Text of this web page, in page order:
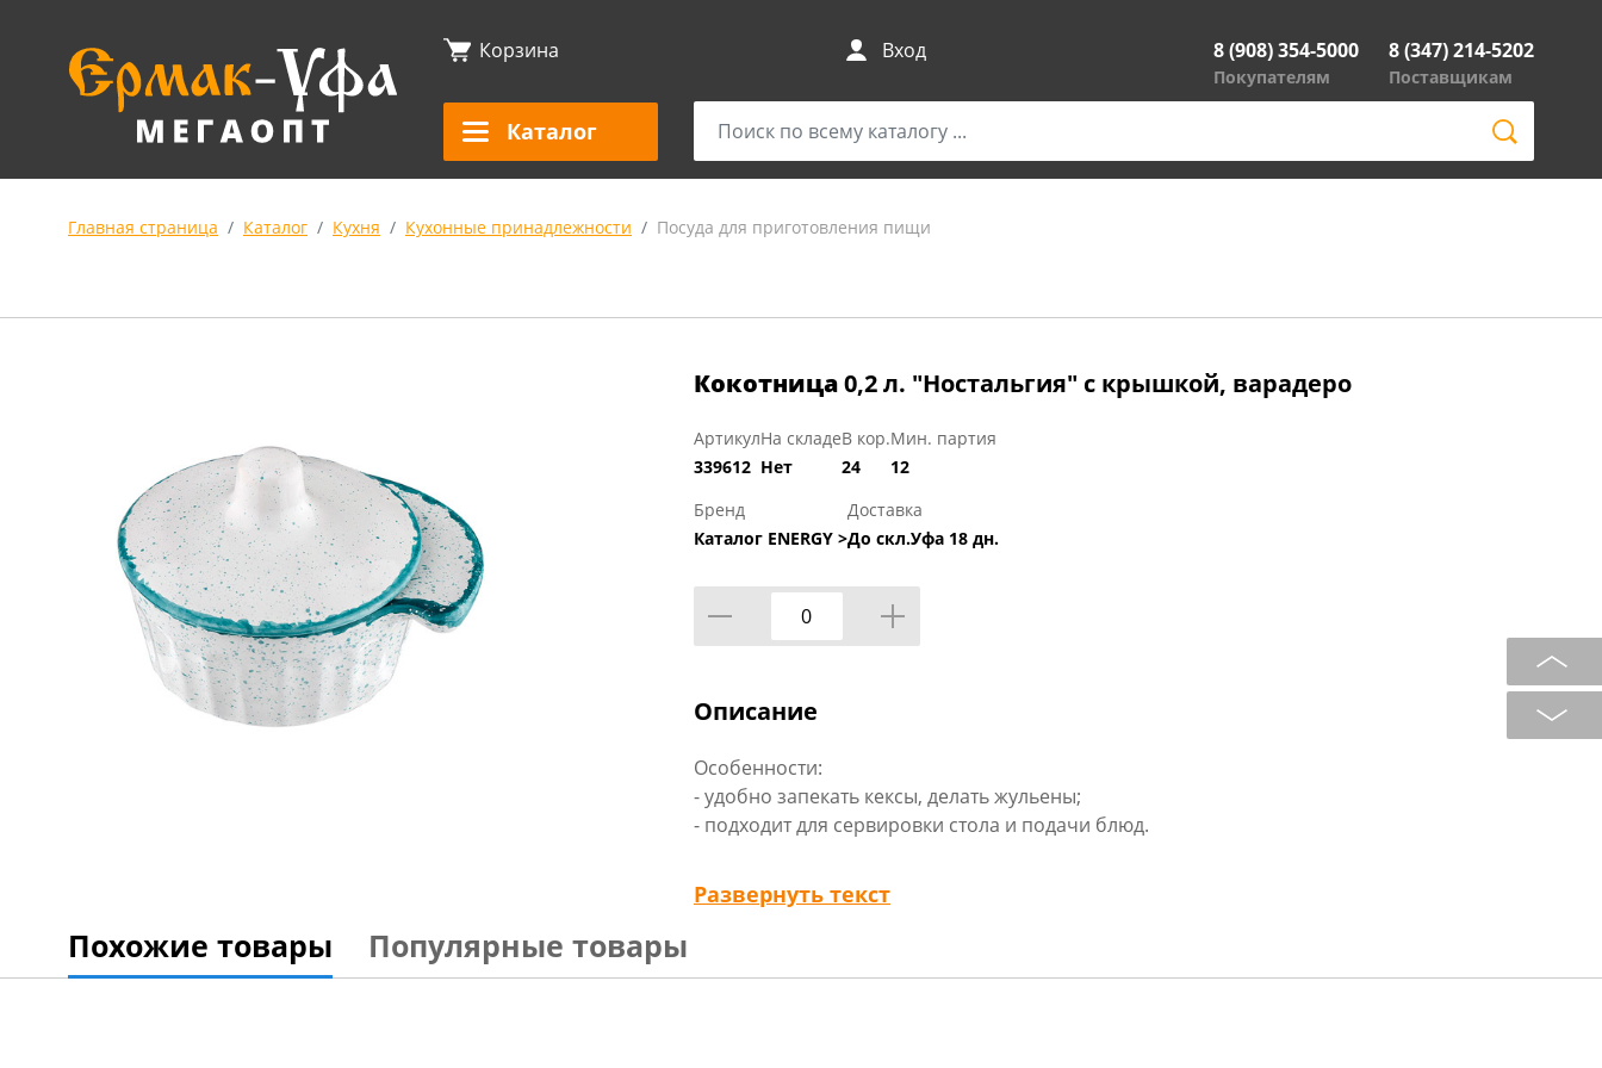
Корзина Вход 8 (908) 354-5000
Покупателям
8 (347) 214-5202
Поставщикам
Каталог
Главная страница Каталог Кухня Кухонные принадлежности Посуда для приготовления пищи
Кокотница0,2 л. "Ностальгия" с крышкой, варадеро
Артикул
339612
На складе
Нет
В кор.
24
Мин. партия
12
Бренд
Каталог ENERGY >
Доставка
До скл.Уфа 18 дн.
Описание
Особенности:
- удобно запекать кексы, делать жульены;
- подходит для сервировки стола и подачи блюд.
Технические характеристики:
Размер: 12 х 4,5 см
Развернуть текст
Похожие товары Популярные товары